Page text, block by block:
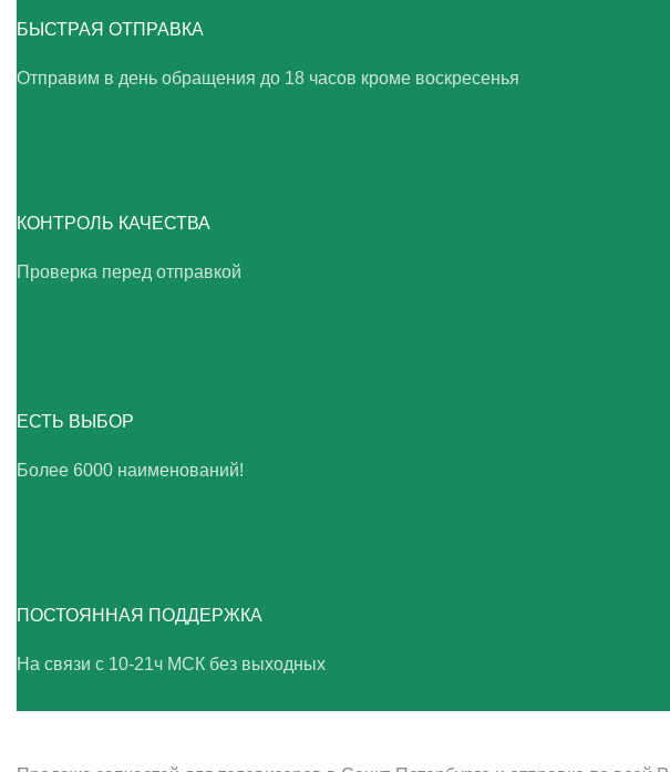
БЫСТРАЯ ОТПРАВКА
Отправим в день обращения до 18 часов кроме воскресенья
КОНТРОЛЬ КАЧЕСТВА
Проверка перед отправкой
ЕСТЬ ВЫБОР
Более 6000 наименований!
ПОСТОЯННАЯ ПОДДЕРЖКА
На связи с 10-21ч МСК без выходных